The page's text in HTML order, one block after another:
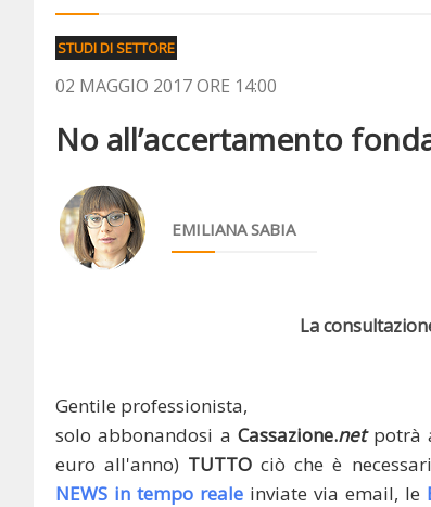
STUDI DI SETTORE
02 MAGGIO 2017 ORE 14:00
No all’accertamento
EMILIANA SABIA
La
Gentile professionista,
solo abbonandosi aCassazione.netpotrà
euro all'anno) TUTTO ciò che è
NEWS in tempo reale inviate via email, le